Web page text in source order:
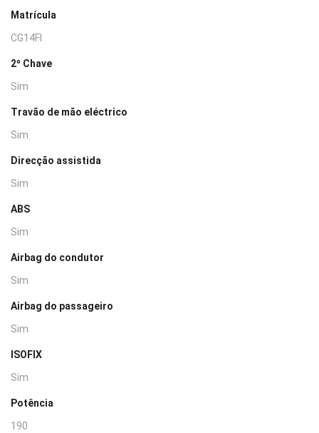
Matrícula
CG14FI
2º Chave
Sim
Travão de mão eléctrico
Sim
Direcção assistida
Sim
ABS
Sim
Airbag do condutor
Sim
Airbag do passageiro
Sim
ISOFIX
Sim
Potência
190